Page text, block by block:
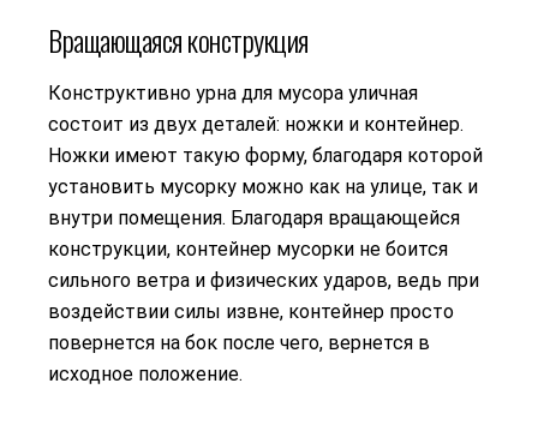
Вращающаяся конструкция
Конструктивно урна для мусора уличная
состоит из двух деталей: ножки и контейнер.
Ножки имеют такую форму, благодаря которой
установить мусорку можно как на улице, так и
внутри помещения. Благодаря вращающейся
конструкции, контейнер мусорки не боится
сильного ветра и физических ударов, ведь при
воздействии силы извне, контейнер просто
повернется на бок после чего, вернется в
исходное положение.